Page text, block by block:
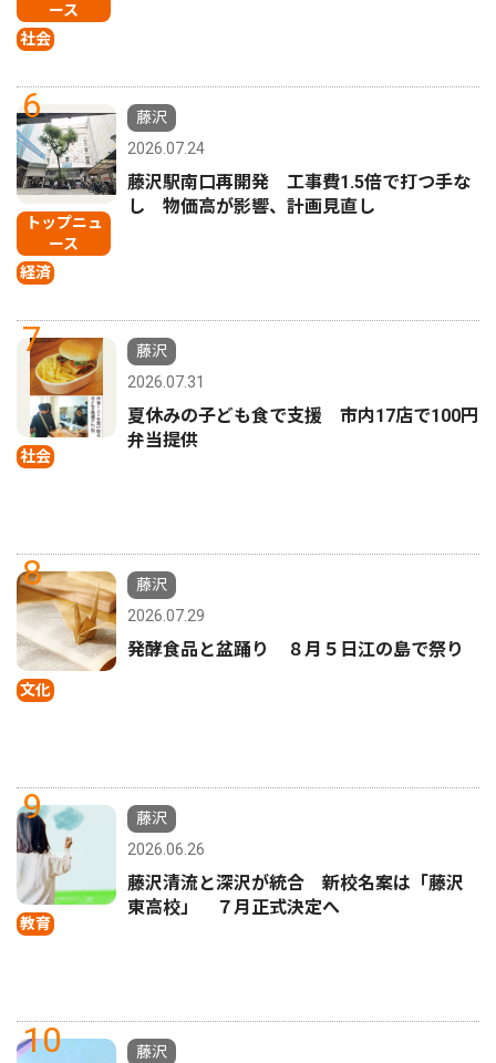
ース
社会
6
トップニュ
ース
経済
藤沢
2026.07.24
藤沢駅南口再開発 工事費1.5倍で打つ手な
し 物価高が影響、計画見直し
7
社会
藤沢
2026.07.31
夏休みの子ども食で支援 市内17店で100円
弁当提供
8
文化
藤沢
2026.07.29
発酵食品と盆踊り ８月５日江の島で祭り
9
教育
藤沢
2026.06.26
藤沢清流と深沢が統合 新校名案は「藤沢
東高校」 ７月正式決定へ
10
藤沢